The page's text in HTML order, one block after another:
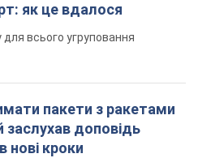
як це вдалося
всього угруповання
пакети з ракетами
доповідь
нові кроки